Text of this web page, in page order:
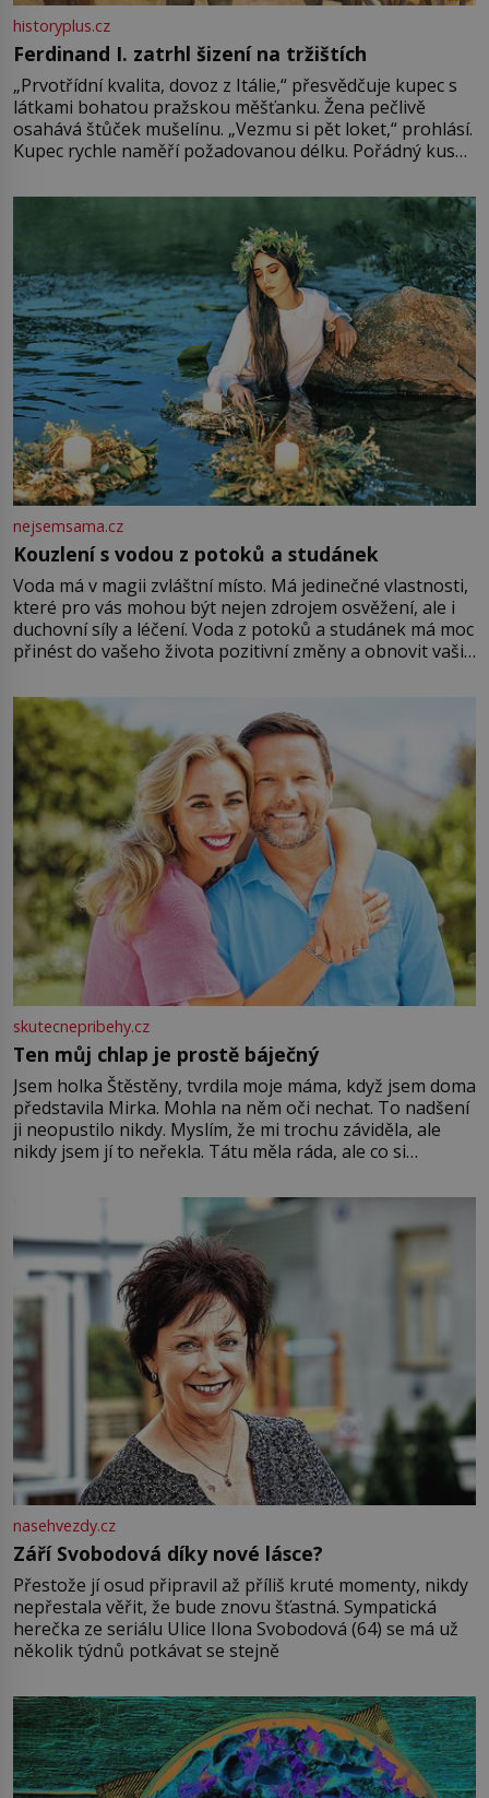
historyplus.cz
Ferdinand I. zatrhl šizení na tržištích
„Prvotřídní kvalita, dovoz z Itálie,“ přesvědčuje kupec s
látkami bohatou pražskou měšťanku. Žena pečlivě
osahává štůček mušelínu. „Vezmu si pět loket,“ prohlásí.
Kupec rychle naměří požadovanou délku. Pořádný kus
milostpaní. Stačí jenom na sukni,“ zhodnotí švadlena
množství růžového mušelínu. „Ošidili vás, podívejte.“
nejsemsama.cz
Kouzlení s vodou z potoků a studánek
Voda má v magii zvláštní místo. Má jedinečné vlastnosti,
které pro vás mohou být nejen zdrojem osvěžení, ale i
duchovní síly a léčení. Voda z potoků a studánek má moc
přinést do vašeho života pozitivní změny a obnovit vaši
můžete obohatit své rituály a přinést do svého života
větší harmonii a klid. Je důležité
skutecnepribehy.cz
Ten můj chlap je prostě báječný
Jsem holka Štěstěny, tvrdila moje máma, když jsem doma
představila Mirka. Mohla na něm oči nechat. To nadšení
ji neopustilo nikdy. Myslím, že mi trochu záviděla, ale
nikdy jsem jí to neřekla. Tátu měla ráda, ale co si
Jsme spolu moc rádi Tehdy byla jiná doba, když
nasehvezdy.cz
Září Svobodová díky nové lásce?
Přestože jí osud připravil až příliš kruté momenty, nikdy
nepřestala věřit, že bude znovu šťastná. Sympatická
herečka ze seriálu Ulice Ilona Svobodová (64) se má už
několik týdnů potkávat se stejně